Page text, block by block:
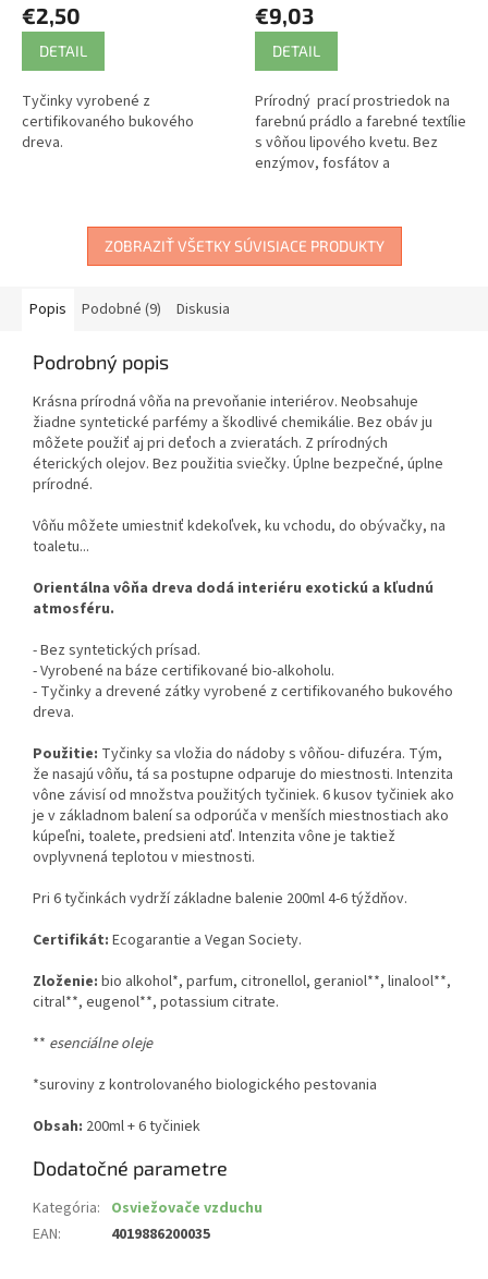
€2,50
DETAIL
Tyčinky vyrobené z
certifikovaného bukového
dreva.
€9,03
DETAIL
Prírodný prací prostriedok na
farebnú prádlo a farebné textílie
s vôňou lipového kvetu. Bez
enzýmov, fosfátov a
ZOBRAZIŤ VŠETKY SÚVISIACE PRODUKTY
Popis Podobné (9) Diskusia
Podrobný popis
Krásna prírodná vôňa na prevoňanie interiérov. Neobsahuje
žiadne syntetické parfémy a škodlivé chemikálie. Bez obáv ju
môžete použiť aj pri deťoch a zvieratách. Z prírodných
éterických olejov. Bez použitia sviečky. Úplne bezpečné, úplne
prírodné.
Vôňu môžete umiestniť kdekoľvek, ku vchodu, do obývačky, na
toaletu...
Orientálna vôňa dreva dodá interiéru exotickú a kľudnú
atmosféru.
- Bez syntetických prísad.
- Vyrobené na báze certifikované bio-alkoholu.
- Tyčinky a drevené zátky vyrobené z certifikovaného bukového
dreva.
Použitie: Tyčinky sa vložia do nádoby s vôňou- difuzéra. Tým,
že nasajú vôňu, tá sa postupne odparuje do miestnosti. Intenzita
vône závisí od množstva použitých tyčiniek. 6 kusov tyčiniek ako
je v základnom balení sa odporúča v menších miestnostiach ako
kúpeľni, toalete, predsieni atď. Intenzita vône je taktiež
ovplyvnená teplotou v miestnosti.
Pri 6 tyčinkách vydrží základne balenie 200ml 4-6 týždňov.
Certifikát: Ecogarantie a Vegan Society.
Zloženie: bio alkohol*, parfum, citronellol, geraniol**, linalool**,
citral**, eugenol**, potassium citrate.
** esenciálne oleje
*suroviny z kontrolovaného biologického pestovania
Obsah: 200ml + 6 tyčiniek
Dodatočné parametre
Kategória: Osviežovače vzduchu
EAN: 4019886200035